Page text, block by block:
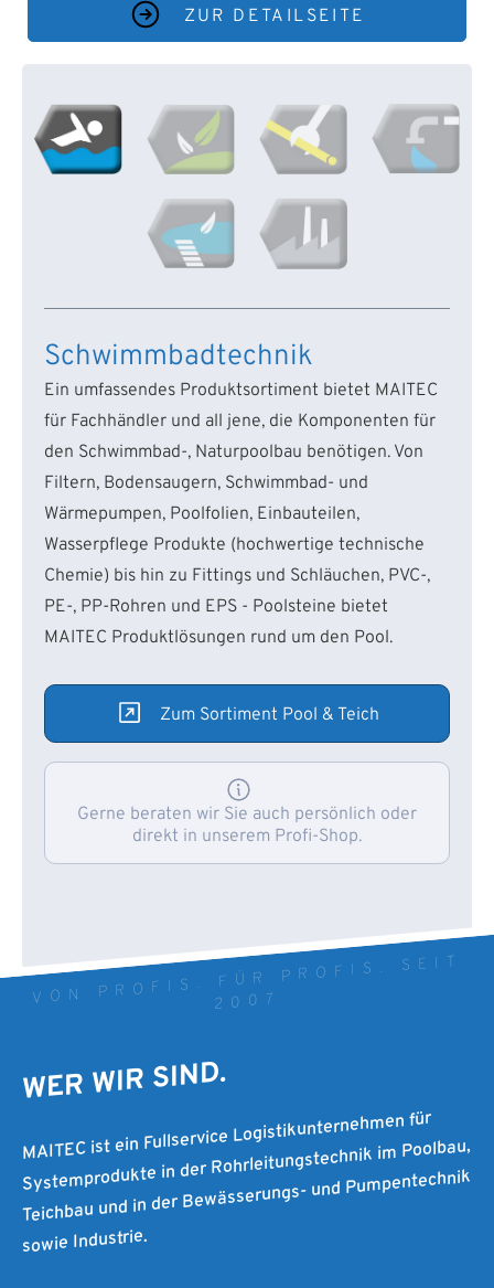
ZUR DETAILSEITE
Schwimmbadtechnik
Ein umfassendes Produktsortiment bietet MAITEC
für Fachhändler und all jene, die Komponenten für
den Schwimmbad-, Naturpoolbau benötigen. Von
Filtern, Bodensaugern, Schwimmbad- und
Wärmepumpen, Poolfolien, Einbauteilen,
Wasserpflege Produkte (hochwertige technische
Chemie) bis hin zu Fittings und Schläuchen, PVC-,
PE-, PP-Rohren und EPS - Poolsteine bietet
MAITEC Produktlösungen rund um den Pool.
Zum Sortiment Pool & Teich
Gerne beraten wir Sie auch persönlich oder
direkt in unserem Profi-Shop.
VON PROFIS. FÜR PROFIS. SEIT
2007
WER WIR SIND.
MAITEC ist ein Fullservice Logistikunternehmen für
Systemprodukte in der Rohrleitungstechnik im Poolbau,
Teichbau und in der Bewässerungs- und Pumpentechnik
sowie Industrie.